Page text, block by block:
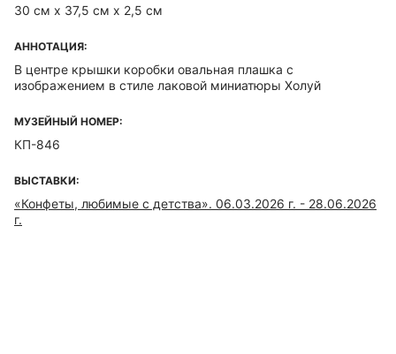
30 см x 37,5 см x 2,5 см
АННОТАЦИЯ:
В центре крышки коробки овальная плашка с
изображением в стиле лаковой миниатюры Холуй
МУЗЕЙНЫЙ НОМЕР:
КП-846
ВЫСТАВКИ:
«Конфеты, любимые с детства». 06.03.2026 г. - 28.06.2026
г.